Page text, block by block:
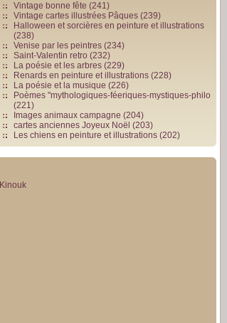
Vintage bonne fête (241)
Vintage cartes illustrées Pâques (239)
Halloween et sorcières en peinture et illustrations
(238)
Venise par les peintres (234)
Saint-Valentin retro (232)
La poésie et les arbres (229)
Renards en peinture et illustrations (228)
La poésie et la musique (226)
Poèmes "mythologiques-féeriques-mystiques-philo
(221)
Images animaux campagne (204)
cartes anciennes Joyeux Noël (203)
Les chiens en peinture et illustrations (202)
Kinouk